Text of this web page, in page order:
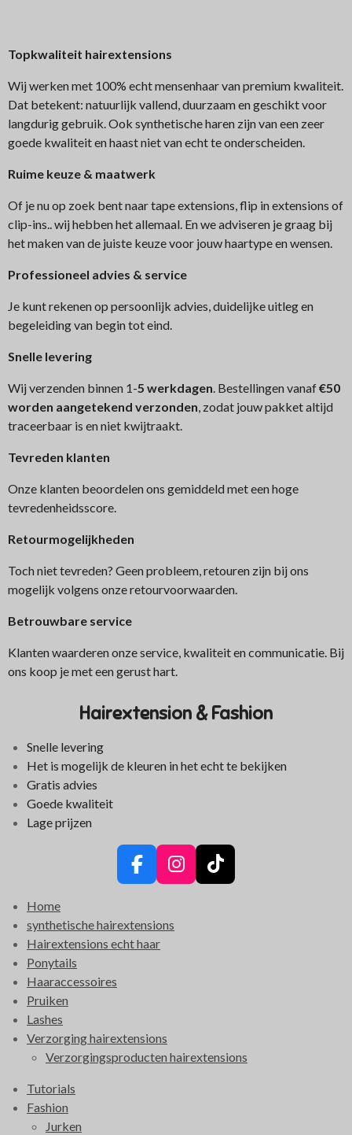
Topkwaliteit hairextensions
Wij werken met 100% echt mensenhaar van premium kwaliteit.
Dat betekent: natuurlijk vallend, duurzaam en geschikt voor
langdurig gebruik. Ook synthetische haren zijn van een zeer
goede kwaliteit en haast niet van echt te onderscheiden.
Ruime keuze & maatwerk
Of je nu op zoek bent naar tape extensions, flip in extensions of
clip-ins.. wij hebben het allemaal. En we adviseren je graag bij
het maken van de juiste keuze voor jouw haartype en wensen.
Professioneel advies & service
Je kunt rekenen op persoonlijk advies, duidelijke uitleg en
begeleiding van begin tot eind.
Snelle levering
Wij verzenden binnen 1-5 werkdagen. Bestellingen vanaf€50
worden aangetekend verzonden, zodat jouw pakket altijd
traceerbaar is en niet kwijtraakt.
Tevreden klanten
Onze klanten beoordelen ons gemiddeld met een hoge
tevredenheidsscore.
Retourmogelijkheden
Toch niet tevreden? Geen probleem, retouren zijn bij ons
mogelijk volgens onze retourvoorwaarden.
Betrouwbare service
Klanten waarderen onze service, kwaliteit en communicatie. Bij
ons koop je met een gerust hart.
Hairextension & Fashion
Snelle levering
Het is mogelijk de kleuren in het echt te bekijken
Gratis advies
Goede kwaliteit
Lage prijzen
F
e
b
I
T
Home
synthetische hairextensions
Hairextensions echt haar
Ponytails
Haaraccessoires
Pruiken
Lashes
Verzorging hairextensions
Verzorgingsproducten hairextensions
Tutorials
Fashion
Jurken